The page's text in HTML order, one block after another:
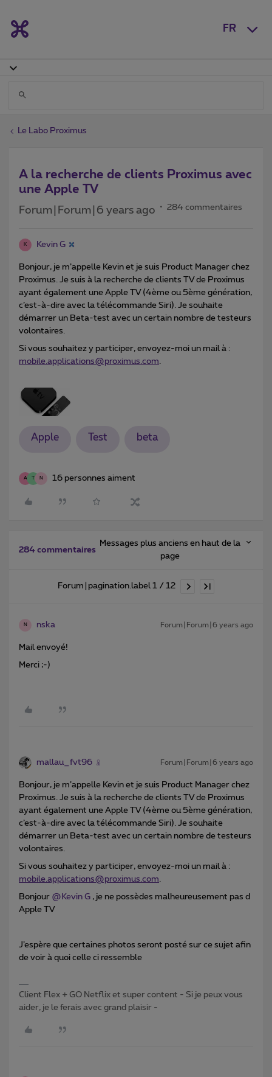
FR
Le Labo Proximus
A la recherche de clients Proximus avec
une Apple TV
Forum|Forum|6 years ago 284 commentaires
K Kevin G
Bonjour, je m’appelle Kevin et je suis Product Manager chez
Proximus. Je suis à la recherche de clients TV de Proximus
ayant également une Apple TV (4ème ou 5ème génération,
c’est-à-dire avec la télécommande Siri). Je souhaite
démarrer un Beta-test avec un certain nombre de testeurs
volontaires.
Si vous souhaitez y participer, envoyez-moi un mail à :
mobile.applications@proximus.com
Apple Test beta
A N 16 personnes aiment
284 commentaires
Messages plus anciens en haut de la
page
Forum|pagination.label 1 / 12
N nska Forum|Forum|6 years ago
Mail envoyé!
Merci ;-)
mallau_fvt96 Forum|Forum|6 years ago
Bonjour, je m’appelle Kevin et je suis Product Manager chez
Proximus. Je suis à la recherche de clients TV de Proximus
ayant également une Apple TV (4ème ou 5ème génération,
c’est-à-dire avec la télécommande Siri). Je souhaite
démarrer un Beta-test avec un certain nombre de testeurs
volontaires.
Si vous souhaitez y participer, envoyez-moi un mail à :
mobile.applications@proximus.com
Bonjour @Kevin G , je ne possèdes malheureusement pas d
Apple TV
J’espère que certaines photos seront posté sur ce sujet afin
de voir à quoi celle ci ressemble
Client Flex + GO Netflix et super content - Si je peux vous
aider, je le ferais avec grand plaisir -